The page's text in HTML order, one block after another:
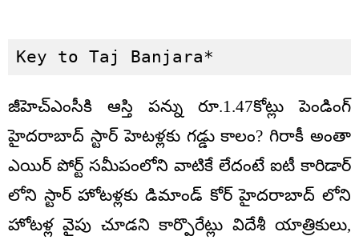
Key to Taj Banjara*
జీహెచ్ఎంసీకి ఆస్తి పన్ను రూ.1.47కోట్లు పెండింగ్
హైదరాబాద్ స్టార్ హెటళ్లకు గడ్డు కాలం? గిరాకీ అంతా
ఎయిర్ పోర్ట్ సమీపంలోని వాటికే లేదంటే ఐటీ కారిడార్
లోని స్టార్ హోటళ్లకు డిమాండ్ కోర్ హైదరాబాద్ లోని
హోటళ్ల వైపు చూడని కార్పొరేట్లు విదేశీ యాత్రికులు,